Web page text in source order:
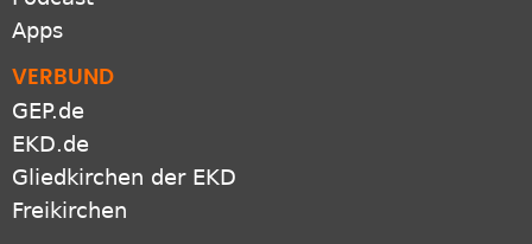
Podcast
VERBUND
GEP.de
EKD.de
Gliedkirchen der EKD